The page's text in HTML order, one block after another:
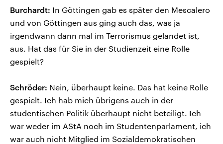
Burchardt: In Göttingen gab es später den Mescalero
und von Göttingen aus ging auch das, was ja
irgendwann dann mal im Terrorismus gelandet ist,
aus. Hat das für Sie in der Studienzeit eine Rolle
gespielt?
Schröder: Nein, überhaupt keine. Das hat keine Rolle
gespielt. Ich hab mich übrigens auch in der
studentischen Politik überhaupt nicht beteiligt. Ich
war weder im AStA noch im Studentenparlament, ich
war auch nicht Mitglied im Sozialdemokratischen